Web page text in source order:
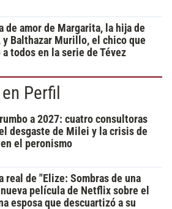
de amor de Margarita, la hija de
y Balthazar Murillo, el chico que
todos en la serie de Tévez
Perfil
a 2027: cuatro consultoras
desgaste de Milei y la crisis de
el peronismo
real de "Elize: Sombras de una
película de Netflix sobre el
esposa que descuartizó a su